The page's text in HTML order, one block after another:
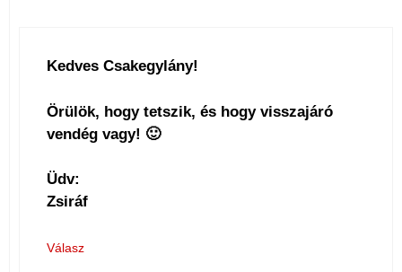
Kedves Csakegylány!
Örülök, hogy tetszik, és hogy visszajáró
vendég vagy! 🙂
Üdv:
Zsiráf
Válasz